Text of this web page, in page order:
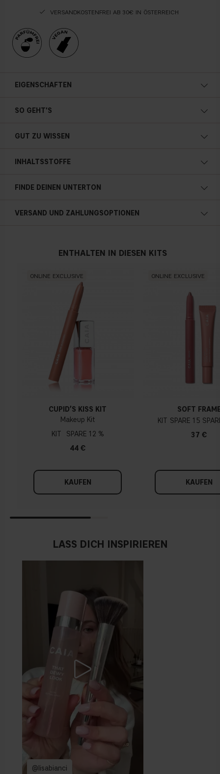
VERSANDKOSTENFREI AB 30€ IN ÖSTERREICH
EIGENSCHAFTEN
Mit Vitamin E angereichert
1.3g / 0.04 oz
SO GEHT'S
GUT ZU WISSEN
INHALTSSTOFFE
FINDE DEINEN UNTERTON
Blauer, rosa oder rötlicher teint
Kein offensichtlicher Blau-, Rosa- oder Gelbton
Warmen Hautunterton
Gelber, olivfarbener oder goldener teint
VERSAND UND ZAHLUNGSOPTIONEN
ENTHALTEN IN DIESEN KITS
ONLINE EXCLUSIVE
CUPID’S KISS KIT
Makeup Kit
KIT
12 %
44 €
KAUFEN
ONLINE EXCLUSIVE
SOFT
KIT
15
37 €
KAUFEN
LASS DICH INSPIRIEREN
@lisabianci